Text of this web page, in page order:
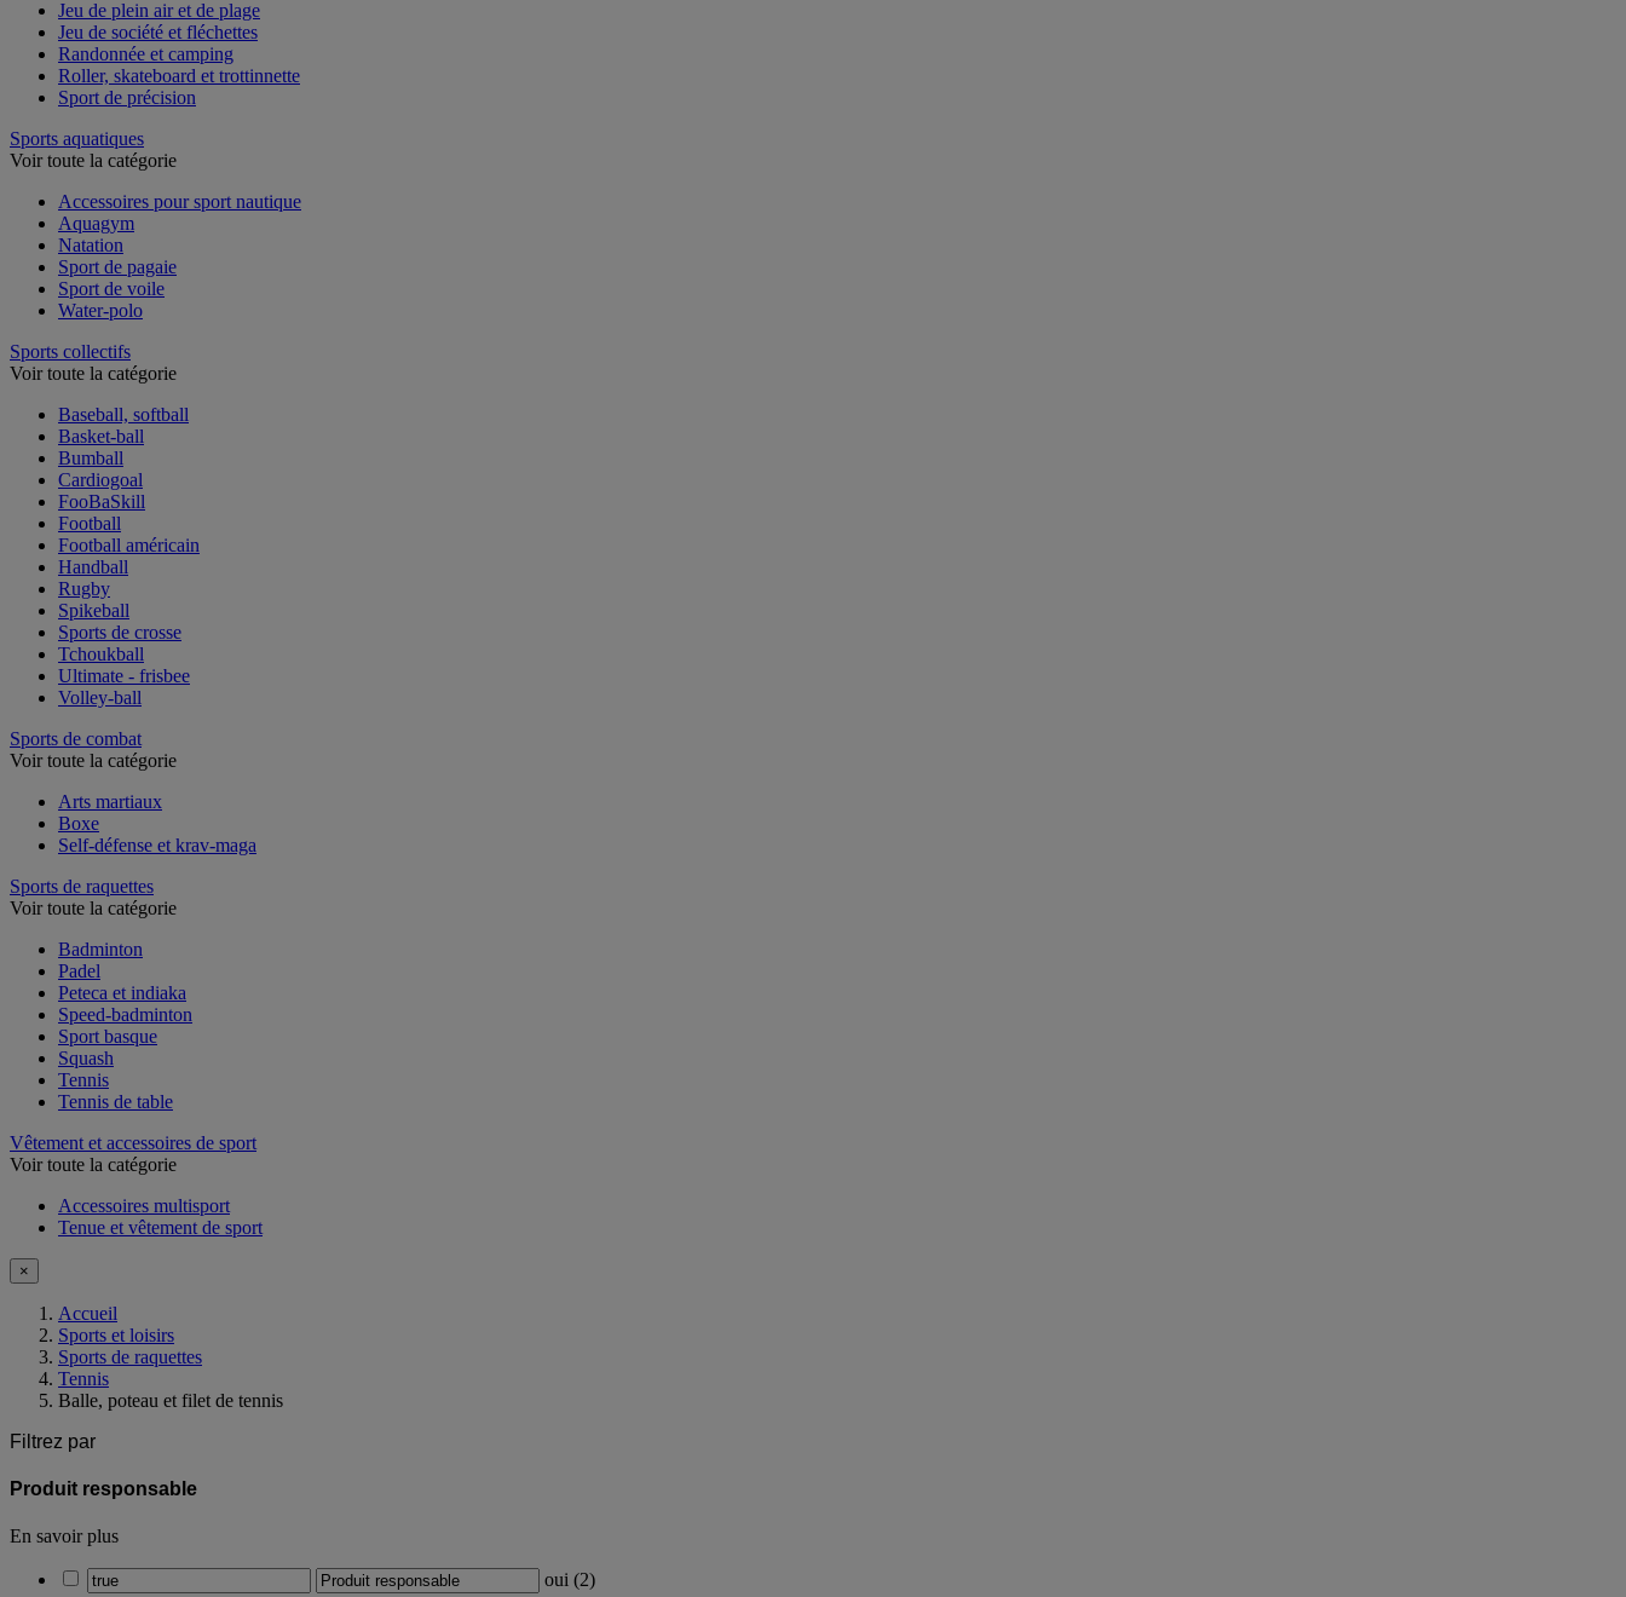
Jeu de plein air et de plage
Jeu de société et fléchettes
Randonnée et camping
Roller, skateboard et trottinnette
Sport de précision
Sports aquatiques
Voir toute la catégorie
Accessoires pour sport nautique
Aquagym
Natation
Sport de pagaie
Sport de voile
Water-polo
Sports collectifs
Voir toute la catégorie
Baseball, softball
Basket-ball
Bumball
Cardiogoal
FooBaSkill
Football
Football américain
Handball
Rugby
Spikeball
Sports de crosse
Tchoukball
Ultimate - frisbee
Volley-ball
Sports de combat
Voir toute la catégorie
Arts martiaux
Boxe
Self-défense et krav-maga
Sports de raquettes
Voir toute la catégorie
Badminton
Padel
Peteca et indiaka
Speed-badminton
Sport basque
Squash
Tennis
Tennis de table
Vêtement et accessoires de sport
Voir toute la catégorie
Accessoires multisport
Tenue et vêtement de sport
×
Accueil
Sports et loisirs
Sports de raquettes
Tennis
Balle, poteau et filet de tennis
Filtrez par
Produit responsable
En savoir plus
oui (2)